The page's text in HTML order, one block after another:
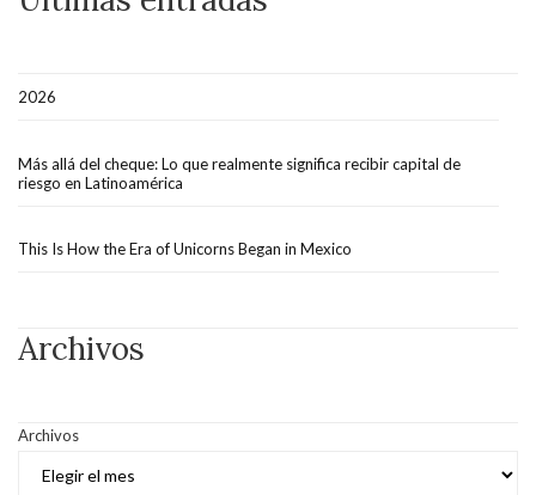
2026
Más allá del cheque: Lo que realmente significa recibir capital de
riesgo en Latinoamérica
This Is How the Era of Unicorns Began in Mexico
Archivos
Archivos